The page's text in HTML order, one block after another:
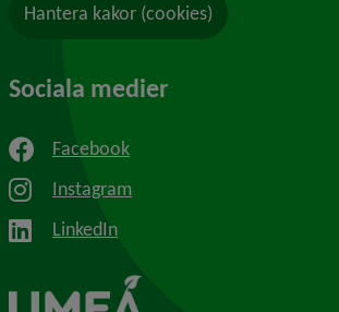
Hantera kakor (cookies)
Sociala medier
Facebook
Instagram
LinkedIn